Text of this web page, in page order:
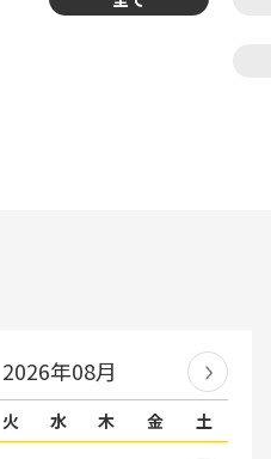
2026年08月
火 水 木 金 土